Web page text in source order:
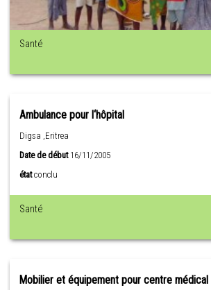
Santé
Ambulance pour l‘hôpital
Digsa ,Eritrea
Date de début16/11/2005
état conclu
Santé
Mobilier et équipement pour centre médical